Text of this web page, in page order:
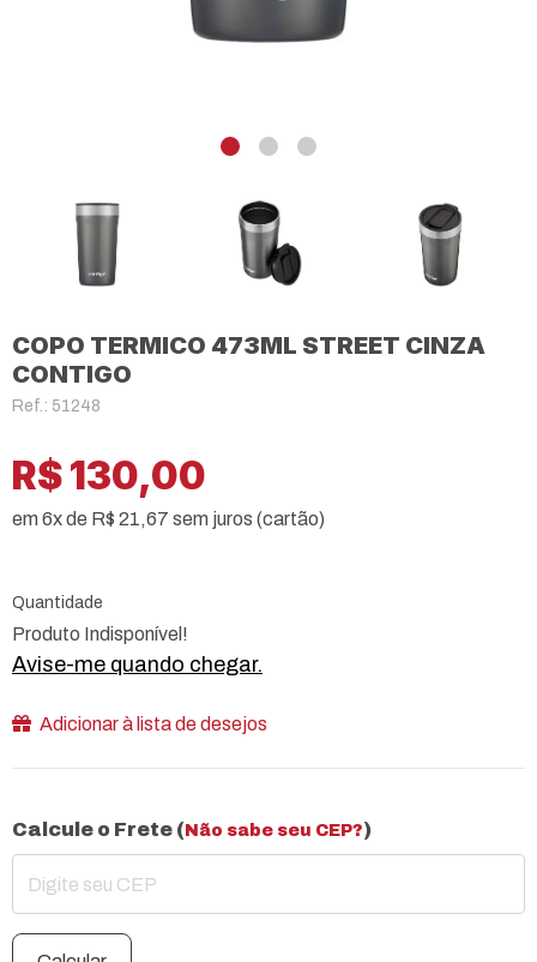
COPO TERMICO 473ML STREET CINZA
CONTIGO
Ref.: 51248
R$ 130,00
em 6x de R$ 21,67 sem juros (cartão)
Quantidade
Produto Indisponível!
Avise-me quando chegar.
Adicionar à lista de desejos
Calcule o Frete ( Não sabe seu CEP?)